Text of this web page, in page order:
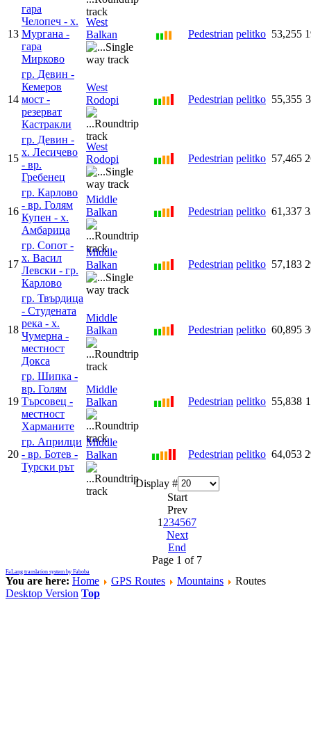
Display #
Start
Prev
1 234567
Next
End
Page 1 of 7
13
гара
Челопеч - х.
Мургана -
гара
Мирково
West
Balkan
Pedestrian pelitko 53,255
14
гр. Девин -
Кемеров
мост -
резерват
Кастракли
West
Rodopi
Pedestrian pelitko 55,355
15
гр. Девин -
х. Лесичево
- вр.
Гребенец
West
Rodopi
Pedestrian pelitko 57,465
16
гр. Карлово
- вр. Голям
Купен - х.
Амбарица
Middle
Balkan
Pedestrian pelitko 61,337
17
гр. Сопот -
х. Васил
Левски - гр.
Карлово
Middle
Balkan
Pedestrian pelitko 57,183
18
гр. Твърдица
- Студената
река - х.
Чумерна -
местност
Докса
Middle
Balkan
Pedestrian pelitko 60,895
19
гр. Шипка -
вр. Голям
Търсовец -
местност
Харманите
Middle
Balkan
Pedestrian pelitko 55,838
20
гр. Априлци
- вр. Ботев -
Турски рът
Middle
Balkan
Pedestrian pelitko 64,053
FaLang translation system by Faboba
You are here: Home GPS Routes Mountains
Routes
Desktop Version Top